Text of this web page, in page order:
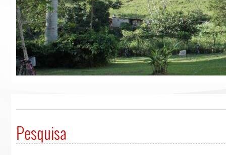
Pesquisa